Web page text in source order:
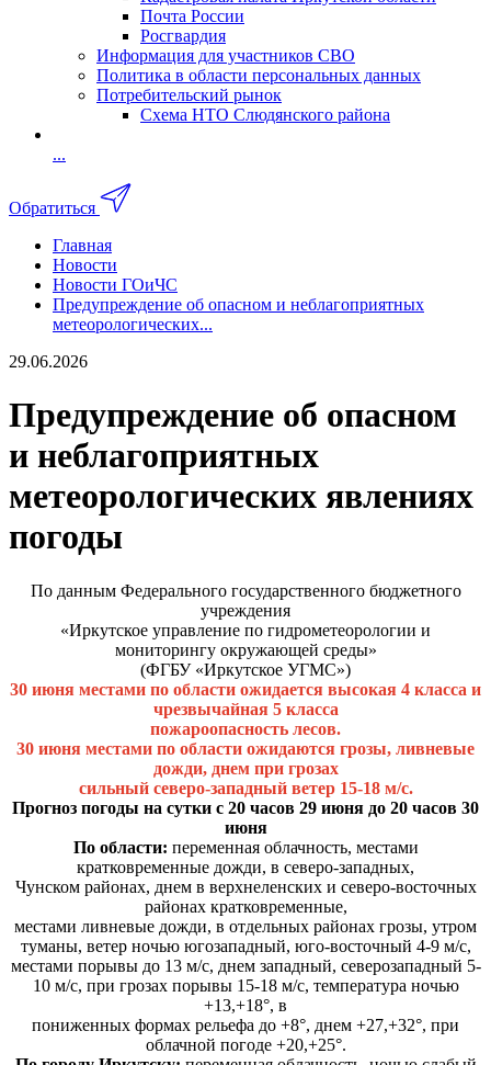
Почта России
Росгвардия
Информация для участников СВО
Политика в области персональных данных
Потребительский рынок
Схема НТО Слюдянского района
...
Обратиться
Главная
Новости
Новости ГОиЧС
Предупреждение об опасном и неблагоприятных
метеорологических...
29.06.2026
Предупреждение об опасном
и неблагоприятных
метеорологических явлениях
погоды
По данным Федерального государственного бюджетного
учреждения
«Иркутское управление по гидрометеорологии и
мониторингу окружающей среды»
(ФГБУ «Иркутское УГМС»)
30 июня местами по области ожидается высокая 4 класса и
чрезвычайная 5 класса
пожароопасность лесов.
30 июня местами по области ожидаются грозы, ливневые
дожди, днем при грозах
сильный северо-западный ветер 15-18 м/с.
Прогноз погоды на сутки с 20 часов 29 июня до 20 часов 30
июня
По области: переменная облачность, местами
кратковременные дожди, в северо-западных,
Чунском районах, днем в верхнеленских и северо-восточных
районах кратковременные,
местами ливневые дожди, в отдельных районах грозы, утром
туманы, ветер ночью югозападный, юго-восточный 4-9 м/с,
местами порывы до 13 м/с, днем западный, северозападный 5-
10 м/с, при грозах порывы 15-18 м/с, температура ночью
+13,+18°, в
пониженных формах рельефа до +8°, днем +27,+32°, при
облачной погоде +20,+25°.